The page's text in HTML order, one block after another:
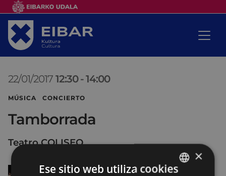
22/01/2017 12:30 -14:00
MÚSICA CONCIERTO
Tamborrada
Teatro COLISEO
×
Ese sitio web utiliza cookies